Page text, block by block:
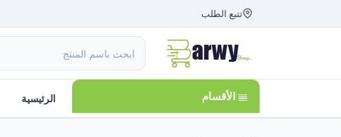
تتبع الطلب
الأقسام الرئيسية